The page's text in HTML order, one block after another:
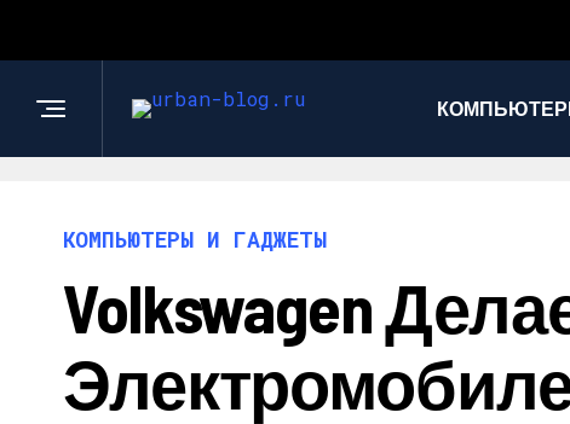
КОМПЬЮТЕРЫ И ГАДЖЕТЫ
Volkswagen